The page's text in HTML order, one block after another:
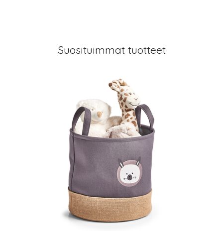
Suosituimmat tuotteet